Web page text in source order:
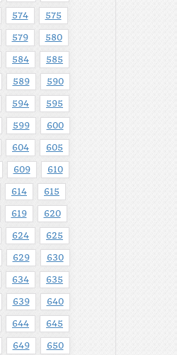
574 575
579 580
584 585
589 590
594 595
599 600
604 605
609 610
614 615
619 620
624 625
629 630
634 635
639 640
644 645
649 650